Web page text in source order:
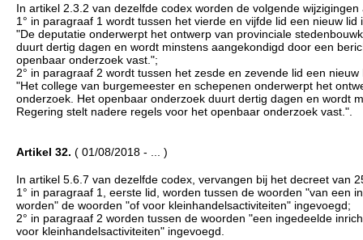
In artikel 2.3.2 van dezelfde codex worden de volgende
1° in paragraaf 1 wordt tussen het vierde en vijfde lid een nieuw
"De deputatie onderwerpt het ontwerp van provinciale
duurt dertig dagen en wordt minstens aangekondigd door een
openbaar onderzoek vast.";
2° in paragraaf 2 wordt tussen het zesde en zevende lid een
"Het college van burgemeester en schepenen onderwerpt het
onderzoek. Het openbaar onderzoek duurt dertig dagen en wordt
Regering stelt nadere regels voor het openbaar onderzoek vast.".
Artikel 32. ( 01/08/2018 - ... )
In artikel 5.6.7 van dezelfde codex, vervangen bij het decreet van
1° in paragraaf 1, eerste lid, worden tussen de woorden "van een
worden" de woorden "of voor kleinhandelsactiviteiten" ingevoegd;
2° in paragraaf 2 worden tussen de woorden "een ingedeelde
voor kleinhandelsactiviteiten" ingevoegd.